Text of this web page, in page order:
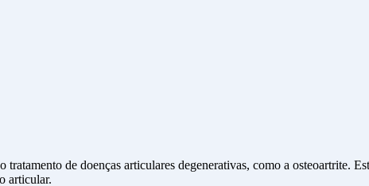
de doenças articulares degenerativas, como a osteoartrite.
articular.